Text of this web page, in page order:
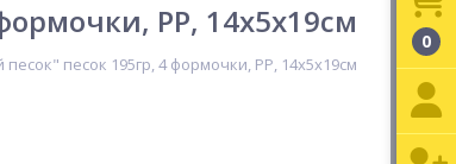
PP, 14х5х19см
песок 195гр, 4 формочки, PP, 14х5х19см
0